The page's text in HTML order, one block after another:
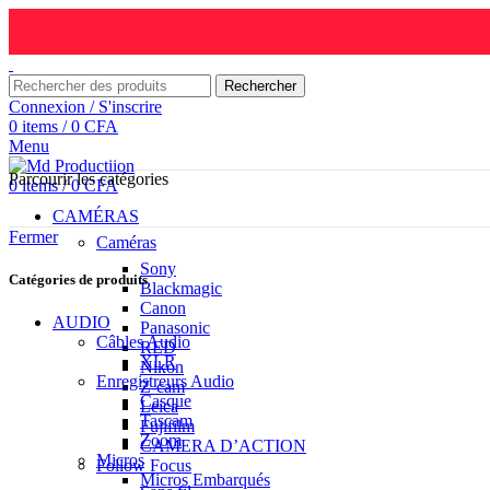
Rechercher
Connexion / S'inscrire
0 items / 0 CFA
Menu
0items / 0CFA
Parcourir les catégories
CAMÉRAS
Caméras
Sony
Blackmagic
Canon
Panasonic
RED
Nikon
Z-cam
Leica
Fujifilm
CAMERA D’ACTION
Follow Focus
Fermer
Catégories de produits
AUDIO
Câbles Audio
XLR
Enregistreurs Audio
Casque
Tascam
Zoom
Micros
Micros Embarqués